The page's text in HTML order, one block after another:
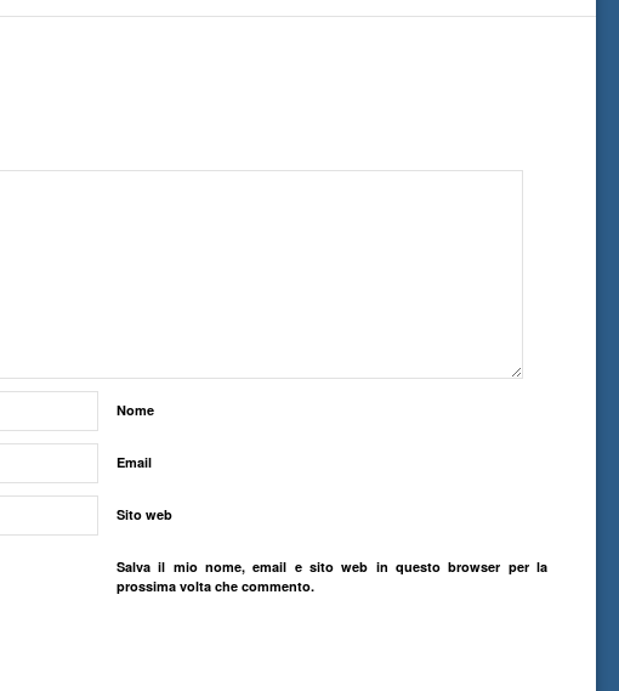
Nome
Email
Sito web
Salva il mio nome, email e sito web in questo browser per la
prossima volta che commento.